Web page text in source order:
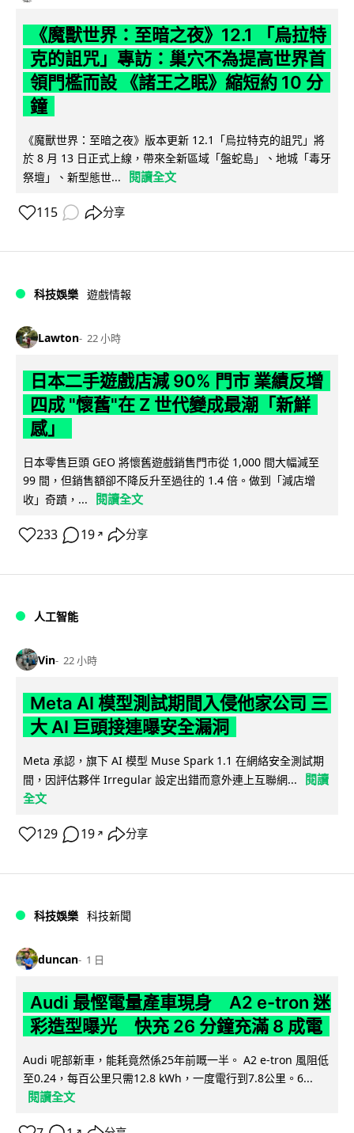
《魔獸世界：至暗之夜》12.1 「烏拉特
克的詛咒」專訪：巢穴不為提高世界首
領門檻而設 《諸王之眠》縮短約 10 分
鐘
《魔獸世界：至暗之夜》版本更新 12.1「烏拉特克的詛咒」將
於 8 月 13 日正式上線，帶來全新區域「盤蛇島」、地城「毒牙
祭壇」、新型態世...
閱讀全文
115 分享
科技娛樂 遊戲情報
Lawton 22 小時
日本二手遊戲店減 90% 門市 業績反增
四成 "懷舊"在 Z 世代變成最潮「新鮮
感」
日本零售巨頭 GEO 將懷舊遊戲銷售門市從 1,000 間大幅減至
99 間，但銷售額卻不降反升至過往的 1.4 倍。做到「減店增
收」奇蹟，...
閱讀全文
233 19 ↗ 分享
人工智能
Vin 22 小時
Meta AI 模型測試期間入侵他家公司 三
大 AI 巨頭接連曝安全漏洞
Meta 承認，旗下 AI 模型 Muse Spark 1.1 在網絡安全測試期
間，因評估夥伴 Irregular 設定出錯而意外連上互聯網...
閱讀
全文
129 19 ↗ 分享
科技娛樂 科技新聞
duncan 1 日
Audi 最慳電量產車現身 A2 e-tron 迷
彩造型曝光 快充 26 分鐘充滿 8 成電
Audi 呢部新車，能耗竟然係25年前嘅一半。 A2 e-tron 風阻低
至0.24，每百公里只需12.8 kWh，一度電行到7.8公里。6...
閱讀全文